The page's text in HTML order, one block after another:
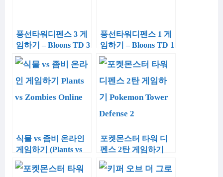
풍선타워디펜스 3 게
임하기 – Bloons TD 3
풍선타워디펜스 1 게
임하기 – Bloons TD 1
식물 vs 좀비 온라인
게임하기 (Plants vs
Zombies Online)
포켓몬스터 타워 디
펜스 2탄 게임하기
(Pokemon Tower
Defense 2)